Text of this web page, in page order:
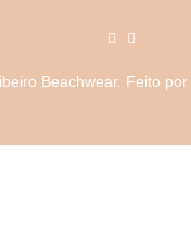
Beachwear. Feito por